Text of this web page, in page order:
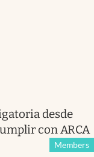
desde
con ARCA
Members